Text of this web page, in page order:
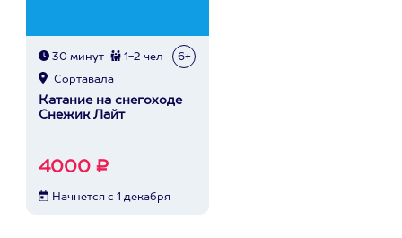
30 минут 1-2 чел 6+
Сортавала
Катание на снегоходе
Снежик Лайт
4000 ₽
Начнется с 1 декабря